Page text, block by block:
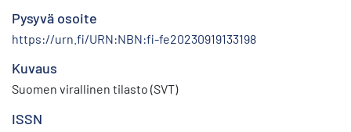
Pysyvä osoite
https://urn.fi/URN:NBN:fi-fe20230919133198
Kuvaus
Suomen virallinen tilasto (SVT)
ISSN